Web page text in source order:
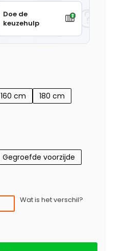
Doe de
keuzehulp
160 cm
180 cm
Gegroefde voorzijde
Wat is het verschil?